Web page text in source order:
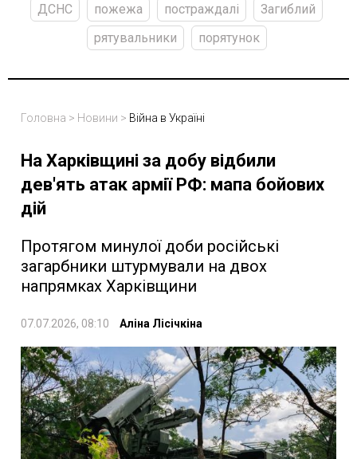
ДСНС
пожежа постраждалі
Загиблий
рятувальники
порятунок
Головна > Новини > Війна в Україні
На Харківщині за добу відбили
дев'ять атак армії РФ: мапа бойових
дій
Протягом минулої доби російські
загарбники штурмували на двох
напрямках Харківщини
07.07.2026, 08:10 Аліна Лісічкіна